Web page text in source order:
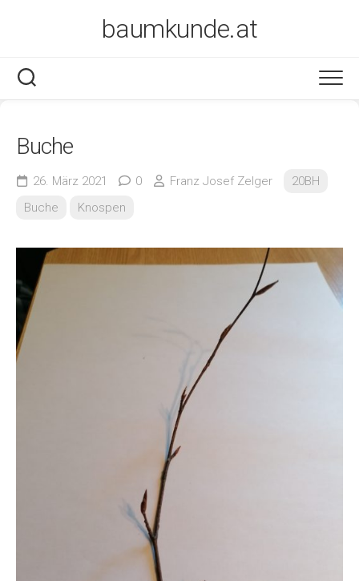
baumkunde.at
Buche
26. März 2021 0 Franz Josef Zelger
20BH
Buche
Knospen